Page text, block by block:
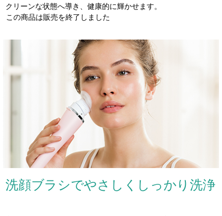
クリーンな状態へ導き、健康的に輝かせます。
この商品は販売を終了しました
洗顔ブラシでやさしくしっかり洗浄